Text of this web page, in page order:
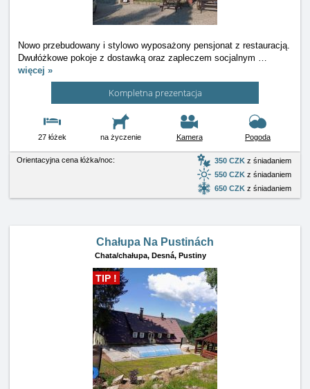
Nowo przebudowany i stylowo wyposażony pensjonat z restauracją.
Dwułóżkowe pokoje z dostawką oraz zapleczem socjalnym …
więcej »
Kompletna prezentacja
27 łóżek na życzenie Kamera Pogoda
Orientacyjna cena łóżka/noc: 350 CZK z śniadaniem
550 CZK z śniadaniem
650 CZK z śniadaniem
Chałupa Na Pustinách
Chata/chałupa, Desná, Pustiny
TIP !